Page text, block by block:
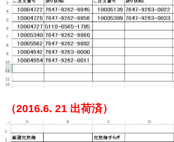
（2016.6. 21出荷済）